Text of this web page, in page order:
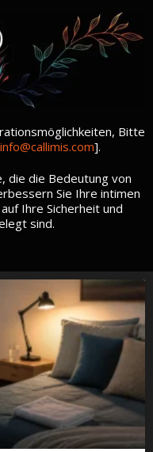
Bitte
info@callimis.com].
die die Bedeutung von
Sie Ihre intimen
Ihre Sicherheit und
sind.